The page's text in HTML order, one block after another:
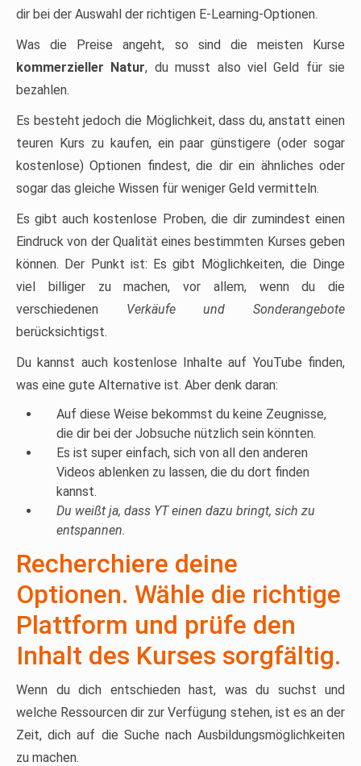
dir bei der Auswahl der richtigen E-Learning-Optionen.
Was die Preise angeht, so sind die meisten Kurse
kommerzieller Natur, du musst also viel Geld für sie
bezahlen.
Es besteht jedoch die Möglichkeit, dass du, anstatt einen
teuren Kurs zu kaufen, ein paar günstigere (oder sogar
kostenlose) Optionen findest, die dir ein ähnliches oder
sogar das gleiche Wissen für weniger Geld vermitteln.
Es gibt auch kostenlose Proben, die dir zumindest einen
Eindruck von der Qualität eines bestimmten Kurses geben
können. Der Punkt ist: Es gibt Möglichkeiten, die Dinge
viel billiger zu machen, vor allem, wenn du die
verschiedenen Verkäufe und Sonderangebote
berücksichtigst.
Du kannst auch kostenlose Inhalte auf YouTube finden,
was eine gute Alternative ist. Aber denk daran:
Auf diese Weise bekommst du keine Zeugnisse,
die dir bei der Jobsuche nützlich sein könnten.
Es ist super einfach, sich von all den anderen
Videos ablenken zu lassen, die du dort finden
kannst.
Du weißt ja, dass YT einen dazu bringt, sich zu
entspannen.
Recherchiere deine
Optionen. Wähle die richtige
Plattform und prüfe den
Inhalt des Kurses sorgfältig.
Wenn du dich entschieden hast, was du suchst und
welche Ressourcen dir zur Verfügung stehen, ist es an der
Zeit, dich auf die Suche nach Ausbildungsmöglichkeiten
zu machen.